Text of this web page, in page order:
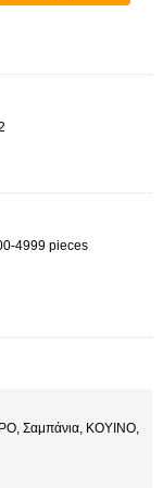
4999 pieces
Σαμπάνια, ΚΟΥΙΝΟ,